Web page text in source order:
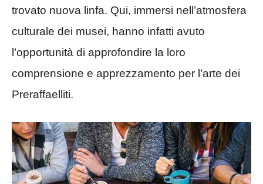
trovato nuova linfa. Qui, immersi nell’atmosfera
culturale dei musei, hanno infatti avuto
l’opportunità di approfondire la loro
comprensione e apprezzamento per l’arte dei
Preraffaelliti.